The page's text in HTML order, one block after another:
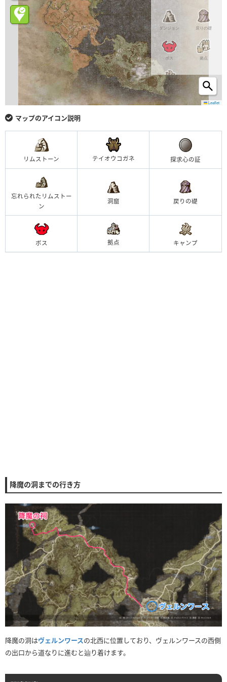
Leaflet
ダンジョン 戻りの礎
ボス 拠点
キャンプ
マップのアイコン説明
リムストーン テイオウコガネ 探求心の証
忘れられたリムストー
ン
洞窟 戻りの礎
ボス 拠点 キャンプ
降魔の洞までの行き方
降魔の洞はヴェルンワースの北西に位置しており、ヴェルンワースの西側
の出口から道なりに進むと辿り着けます。